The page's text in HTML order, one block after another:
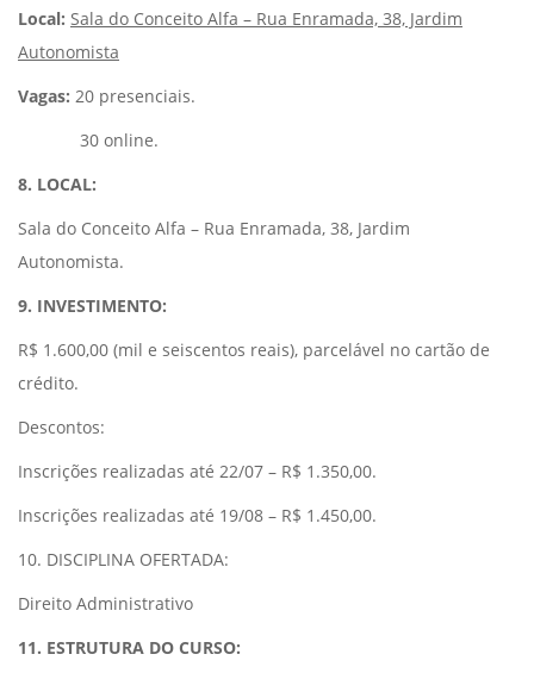
Local: Sala do Conceito Alfa – Rua Enramada, 38, Jardim
Autonomista
Vagas: 20 presenciais.
30 online.
8. LOCAL:
Sala do Conceito Alfa – Rua Enramada, 38, Jardim
Autonomista.
9. INVESTIMENTO:
R$ 1.600,00 (mil e seiscentos reais), parcelável no cartão de
crédito.
Descontos:
Inscrições realizadas até 22/07 – R$ 1.350,00.
Inscrições realizadas até 19/08 – R$ 1.450,00.
10. DISCIPLINA OFERTADA:
Direito Administrativo
11. ESTRUTURA DO CURSO: